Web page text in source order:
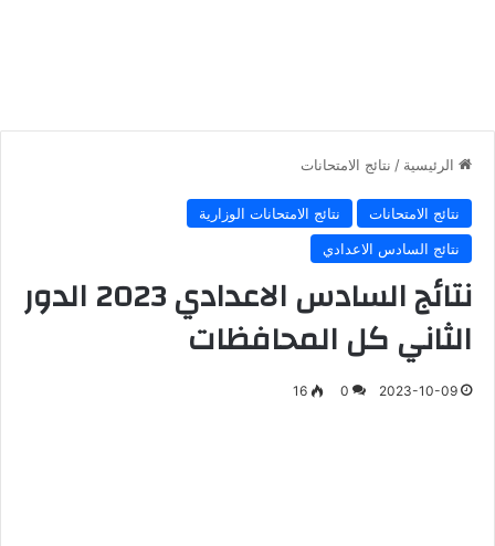
الرئيسية / نتائج الامتحانات
نتائج الامتحانات
نتائج الامتحانات الوزارية
نتائج السادس الاعدادي
نتائج السادس الاعدادي 2023 الدور
الثاني كل المحافظات
2023-10-09
0
16